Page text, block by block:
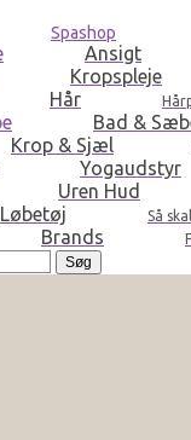
Spashop
Ansigt
Kropspleje
Hår
Bad &
Krop & Sjæl
Yogaudstyr
Uren Hud
Løbetøj Så
Brands